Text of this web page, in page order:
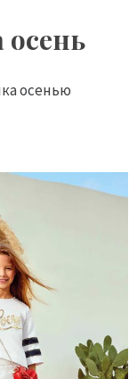
осень
осенью